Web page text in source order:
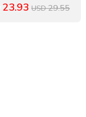
23.93 USD 29.55